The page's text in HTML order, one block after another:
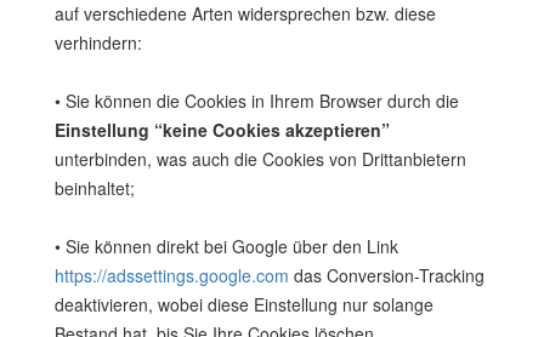
auf verschiedene Arten widersprechen bzw. diese
verhindern:
• Sie können die Cookies in Ihrem Browser durch die
Einstellung “keine Cookies akzeptieren”
unterbinden, was auch die Cookies von Drittanbietern
beinhaltet;
• Sie können direkt bei Google über den Link
https://adssettings.google.com das Conversion-Tracking
deaktivieren, wobei diese Einstellung nur solange